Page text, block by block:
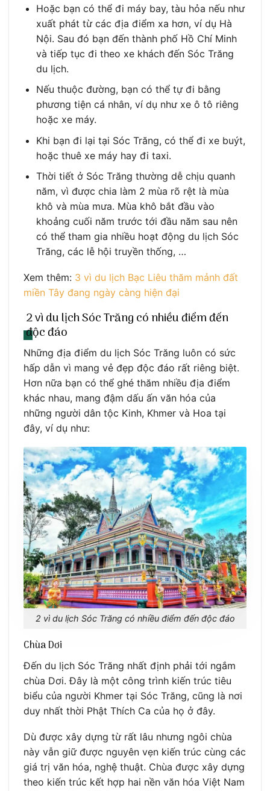
Hoặc bạn có thể đi máy bay, tàu hỏa nếu như
xuất phát từ các địa điểm xa hơn, ví dụ Hà
Nội. Sau đó bạn đến thành phố Hồ Chí Minh
và tiếp tục đi theo xe khách đến Sóc Trăng
du lịch.
Nếu thuộc đường, bạn có thể tự đi bằng
phương tiện cá nhân, ví dụ như xe ô tô riêng
hoặc xe máy.
Khi bạn đi lại tại Sóc Trăng, có thể đi xe buýt,
hoặc thuê xe máy hay đi taxi.
Thời tiết ở Sóc Trăng thường dễ chịu quanh
năm, vì được chia làm 2 mùa rõ rệt là mùa
khô và mùa mưa. Mùa khô bắt đầu vào
khoảng cuối năm trước tới đầu năm sau nên
có thể tham gia nhiều hoạt động du lịch Sóc
Trăng, các lễ hội truyền thống, …
Xem thêm: 3 vì du lịch Bạc Liêu thăm mảnh đất
miền Tây đang ngày càng hiện đại
2 vì du lịch Sóc Trăng có nhiều điểm đến
độc đáo
Những địa điểm du lịch Sóc Trăng luôn có sức
hấp dẫn vì mang vẻ đẹp độc đáo rất riêng biệt.
Hơn nữa bạn có thể ghé thăm nhiều địa điểm
khác nhau, mang đậm dấu ấn văn hóa của
những người dân tộc Kinh, Khmer và Hoa tại
đây, ví dụ như:
2 vì du lịch Sóc Trăng có nhiều điểm đến độc đáo
Chùa Dơi
Đến du lịch Sóc Trăng nhất định phải tới ngắm
chùa Dơi. Đây là một công trình kiến trúc tiêu
biểu của người Khmer tại Sóc Trăng, cũng là nơi
duy nhất thời Phật Thích Ca của họ ở đây.
Dù được xây dựng từ rất lâu nhưng ngôi chùa
này vẫn giữ được nguyên vẹn kiến trúc cùng các
giá trị văn hóa, nghệ thuật. Chùa được xây dựng
theo kiến trúc kết hợp hai nền văn hóa Việt Nam